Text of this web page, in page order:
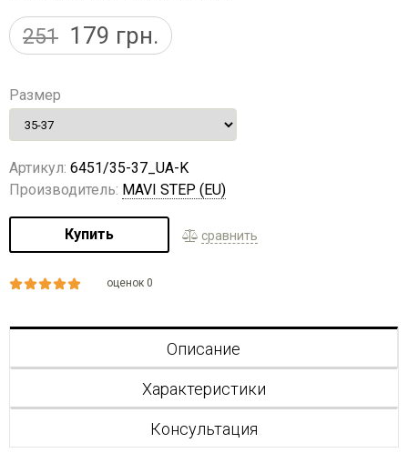
251 179 грн.
Размер
Артикул: 6451/35-37_UA-K
Производитель: MAVI STEP (EU)
Купить сравнить
оценок 0
Описание
Характеристики
Консультация